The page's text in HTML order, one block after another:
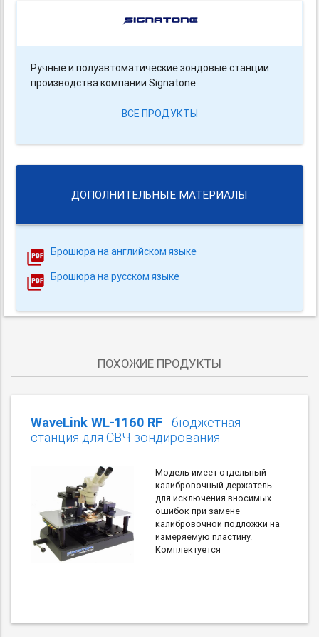
Ручные и полуавтоматические зондовые станции
производства компании Signatone
ВСЕ ПРОДУКТЫ
ДОПОЛНИТЕЛЬНЫЕ МАТЕРИАЛЫ
Брошюра на английском языке
Брошюра на русском языке
ПОХОЖИЕ ПРОДУКТЫ
WaveLink WL-1160 RF- бюджетная
станция для СВЧ зондирования
Модель имеет отдельный
калибровочный держатель
для исключения вносимых
ошибок при замене
калибровочной подложки на
измеряемую пластину.
Комплектуется